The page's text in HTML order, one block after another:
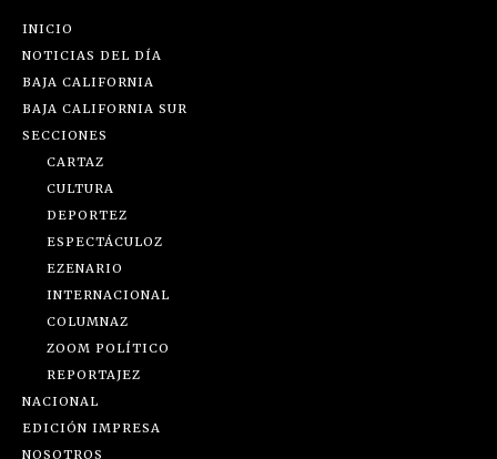
INICIO
NOTICIAS DEL DÍA
BAJA CALIFORNIA
BAJA CALIFORNIA SUR
SECCIONES
CARTAZ
CULTURA
DEPORTEZ
ESPECTÁCULOZ
EZENARIO
INTERNACIONAL
COLUMNAZ
ZOOM POLÍTICO
REPORTAJEZ
NACIONAL
EDICIÓN IMPRESA
NOSOTROS